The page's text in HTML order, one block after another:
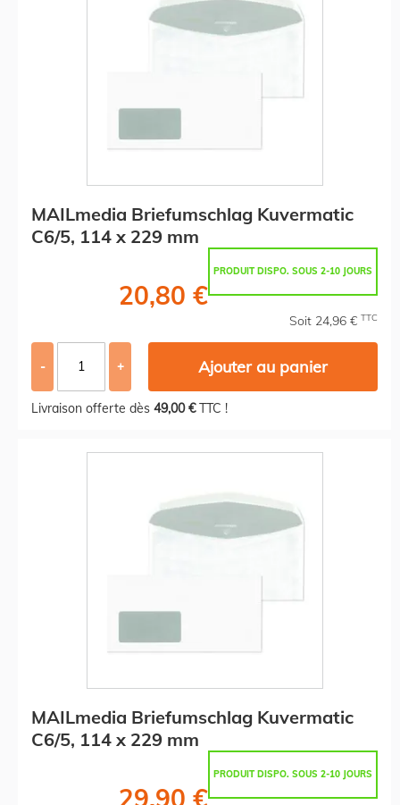
MAILmedia Briefumschlag Kuvermatic
C6/5, 114 x 229 mm
PRODUIT DISPO. SOUS 2-10 JOURS
20,80 €
Soit 24,96 € TTC
- + Ajouter au panier
Livraison offerte dès 49,00 €TTC !
MAILmedia Briefumschlag Kuvermatic
C6/5, 114 x 229 mm
PRODUIT DISPO. SOUS 2-10 JOURS
29,90 €